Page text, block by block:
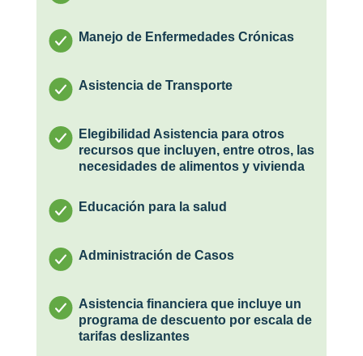
Manejo de Enfermedades Crónicas
Asistencia de Transporte
Elegibilidad Asistencia para otros
recursos que incluyen, entre otros, las
necesidades de alimentos y vivienda
Educación para la salud
Administración de Casos
Asistencia financiera que incluye un
programa de descuento por escala de
tarifas deslizantes